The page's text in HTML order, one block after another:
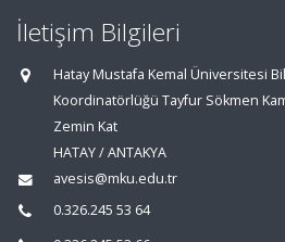
İletişim Bilgileri
Hatay Mustafa Kemal Üniversitesi
Koordinatörlüğü Tayfur Sökmen
Zemin Kat
HATAY / ANTAKYA
avesis@mku.edu.tr
0.326.245 53 64